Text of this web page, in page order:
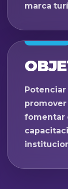
marca
promover
fomentar